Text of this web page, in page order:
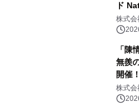
ド
向け
ツア
ン!
株式会
ンズ
「陳
無羨
開催
会Ⅳ
開催
株式会
ンズ